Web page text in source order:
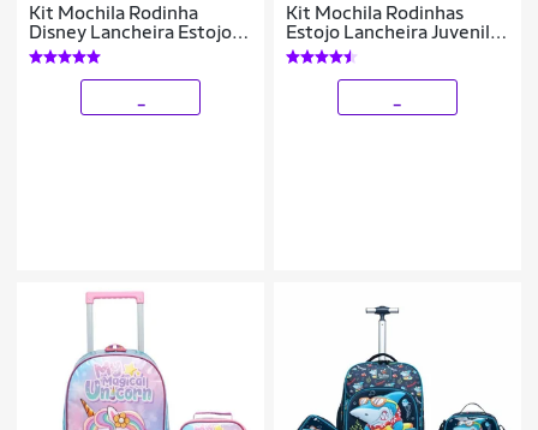
Kit Mochila Rodinha
Disney Lancheira Estojo
Escolar Sereia Ariel
Feminina
Kit Mochila Rodinhas
Estojo Lancheira Juvenil
Resistente Escola 33
Litros